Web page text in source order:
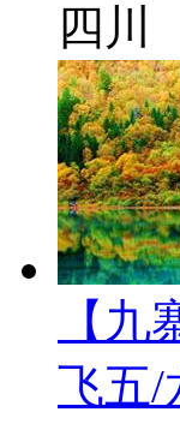
四川
【
飞五/